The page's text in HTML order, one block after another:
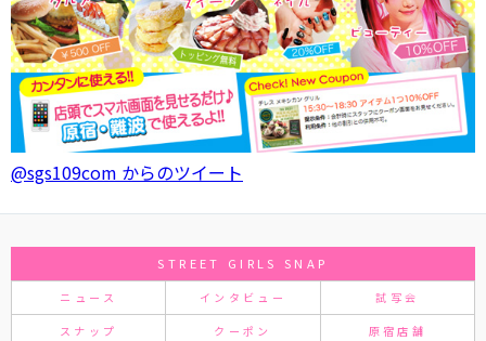
@sgs109com からのツイート
STREET GIRLS SNAP
ニュース インタビュー 試写会
スナップ クーポン 原宿店舗